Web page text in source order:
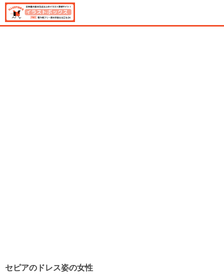
セピアのドレス姿の女性